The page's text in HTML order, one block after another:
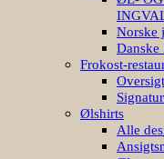
Norske
Danske
Frokost-
Ølshirts
Alle